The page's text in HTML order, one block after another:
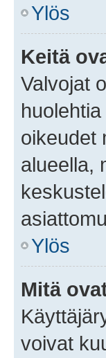
Ylös
Keitä
Valvojat
oikeudet
alueella,
Ylös
Mitä
voivat